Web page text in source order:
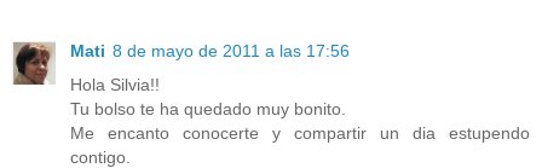
Mati 8 de mayo de 2011 a las 17:56
Hola Silvia!!
Tu bolso te ha quedado muy bonito.
Me encanto conocerte y compartir un dia estupendo
contigo.